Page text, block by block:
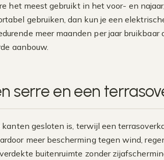
het meest gebruikt in het voor- en
gebruiken, dan kun je een
meer maanden per jaar bruikbaar
aanbouw.
serre en een
gesloten is, terwijl een
meer bescherming tegen wind,
buitenruimte zonder